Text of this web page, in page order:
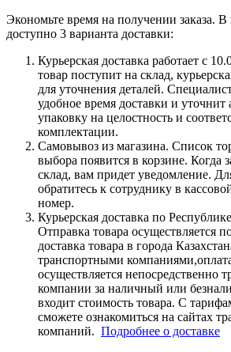
Экономьте время на получении заказа. В
доступно 3 варианта доставки:
Курьерская доставка работает с
товар поступит на склад,
для уточнения деталей.
удобное время доставки и уточнит
упаковку на целостность и
комплектации.
Самовывоз из магазина. Список
выбора появится в корзине. Когда
склад, вам придет уведомление.
обратитесь к сотруднику в
номер.
Курьерская доставка по
Отправка товара осуществляется
доставка товара в города
транспортными
осуществляется непосредственно
компании за наличный или
входит стоимость товара. С
сможете ознакомиться на сайтах
компаний. Подробнее о доставке